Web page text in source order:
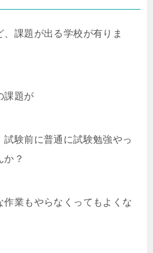
課題が出る学校が有りま
課題が
試験前に普通に試験勉強やっ
か？
作業もやらなくってもよくな